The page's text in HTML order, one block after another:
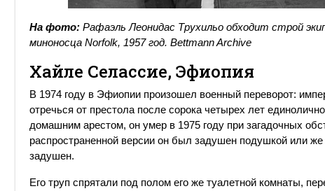
На фото: Рафаэль Леонидас Трухильо обходит строй
миноносца Norfolk, 1957 год. Bettmann Archive
Хайле Селассие, Эфиопия
В 1974 году в Эфиопии произошел военный переворот:
отречься от престола после сорока четырех лет
домашним арестом, он умер в 1975 году при загадочных
распространенной версии он был задушен подушкой или
задушен.
Его труп спрятали под полом его же туалетной комнаты,